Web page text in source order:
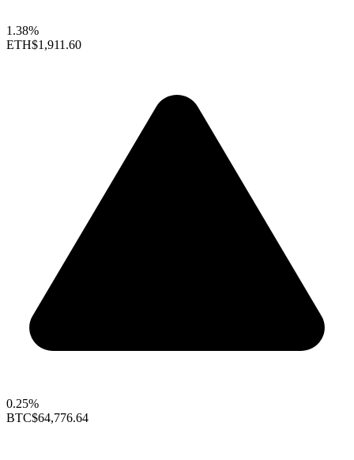
1.38%
ETH$1,911.60
0.25%
BTC$64,776.64